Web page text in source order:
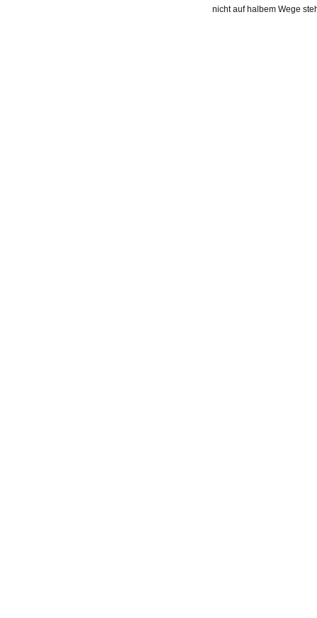
nicht auf halbem Wege